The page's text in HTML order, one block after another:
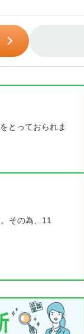
とっておられま
その為、11